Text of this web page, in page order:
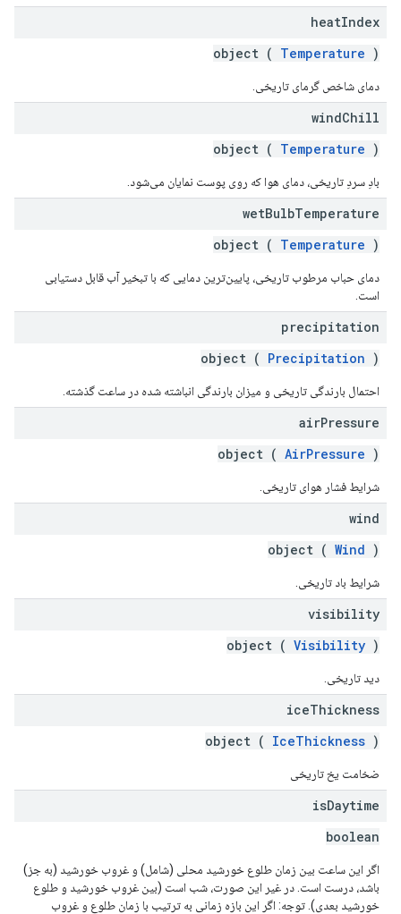
heatIndex
object ( Temperature )
دمای شاخص گرمای تاریخی.
windChill
object ( Temperature )
بادِ سردِ تاریخی، دمای هوا که روی پوست نمایان می‌شود.
wetBulbTemperature
object ( Temperature )
دمای حباب مرطوب تاریخی، پایین‌ترین دمایی که با تبخیر آب قابل دستیابی
است.
precipitation
object ( Precipitation )
احتمال بارندگی تاریخی و میزان بارندگی انباشته شده در ساعت گذشته.
airPressure
object ( AirPressure )
شرایط فشار هوای تاریخی.
wind
object ( Wind )
شرایط باد تاریخی.
visibility
object ( Visibility )
دید تاریخی.
iceThickness
object ( IceThickness )
ضخامت یخ تاریخی
isDaytime
boolean
اگر این ساعت بین زمان طلوع خورشید محلی (شامل) و غروب خورشید (به جز)
باشد، درست است. در غیر این صورت، شب است (بین غروب خورشید و طلوع
خورشید بعدی). توجه: اگر این بازه زمانی به ترتیب با زمان طلوع و غروب